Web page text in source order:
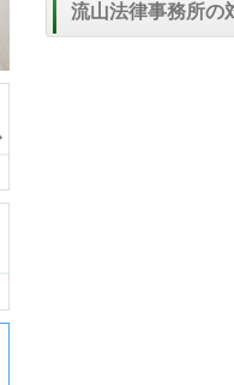
流山法律事務所の